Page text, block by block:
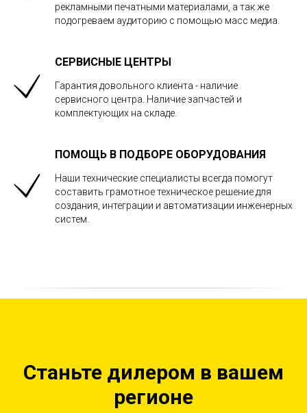
рекламными печатными материалами, а так же
подогреваем аудиторию с помощью масс медиа.
СЕРВИСНЫЕ ЦЕНТРЫ
Гарантия довольного клиента - наличие
сервисного центра. Наличие запчастей и
комплектующих на складе.
ПОМОЩЬ В ПОДБОРЕ ОБОРУДОВАНИЯ
Наши технические специалисты всегда помогут
составить грамотное техническое решение для
создания, интеграции и автоматизации инженерных
систем.
Станьте дилером в вашем
регионе